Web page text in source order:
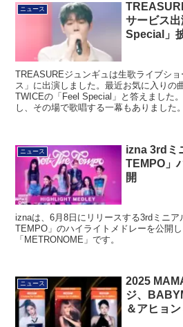
ニュース
サービス
Special」
TREASUREジュンギュは生歌ライブシ
ス」に出演しました。最近お気に入りの
TWICEの「Feel Special」と答えました
し、その場で歌唱する一幕もありました。
ニュース
izna 3rdミ
TEMPO」
開
iznaは、6月8日にリリースする3rdミニ
TEMPO」のハイライトメドレーを公開
「METRONOME」です。
ニュース
2025
ジ、
＆アヒョ